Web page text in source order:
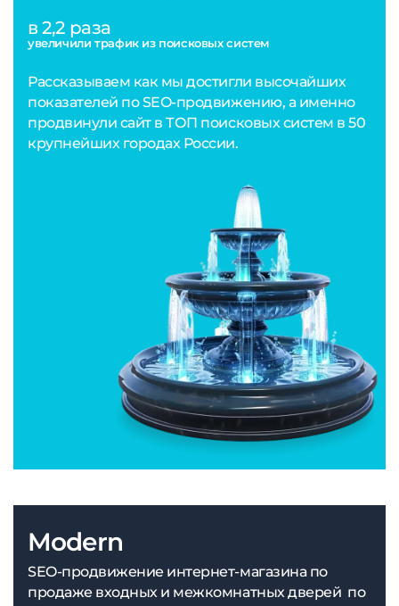
в 2,2 раза
увеличили трафик из поисковых систем
Рассказываем как мы достигли высочайших
показателей по SEO-продвижению, а именно
продвинули сайт в ТОП поисковых систем в 50
крупнейших городах России.
Modern
SEO-продвижение интернет-магазина по
продаже входных и межкомнатных дверей по